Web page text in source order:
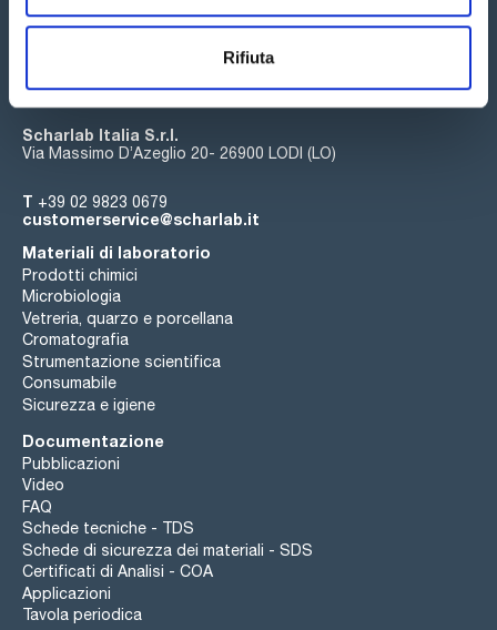
Rifiuta
Iscriviti alla Newsletter
Scharlab Italia S.r.l.
Via Massimo D’Azeglio 20- 26900 LODI (LO)
T +39 02 9823 0679
customerservice@scharlab.it
Materiali di laboratorio
Prodotti chimici
Microbiologia
Vetreria, quarzo e porcellana
Cromatografia
Strumentazione scientifica
Consumabile
Sicurezza e igiene
Documentazione
Pubblicazioni
Video
FAQ
Schede tecniche - TDS
Schede di sicurezza dei materiali - SDS
Certificati di Analisi - COA
Applicazioni
Tavola periodica